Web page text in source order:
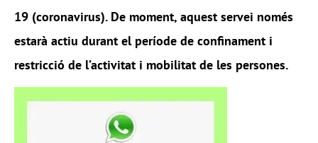
19 (coronavirus). De moment, aquest servei només
estarà actiu durant el període de confinament i
restricció de l’activitat i mobilitat de les persones.